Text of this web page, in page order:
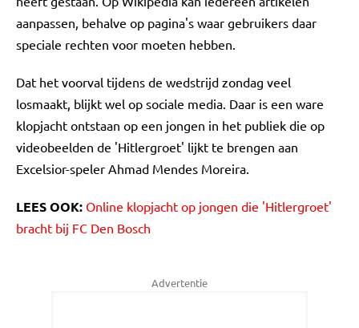
aanpassen, behalve op pagina's waar gebruikers daar
speciale rechten voor moeten hebben.
Dat het voorval tijdens de wedstrijd zondag veel
losmaakt, blijkt wel op sociale media. Daar is een ware
klopjacht ontstaan op een jongen in het publiek die op
videobeelden de 'Hitlergroet' lijkt te brengen aan
Excelsior-speler Ahmad Mendes Moreira.
LEES OOK: Online klopjacht op jongen die 'Hitlergroet'
bracht bij FC Den Bosch
Advertentie